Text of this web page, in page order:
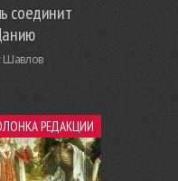
соединит
Шавлов
РЕДАКЦИИ